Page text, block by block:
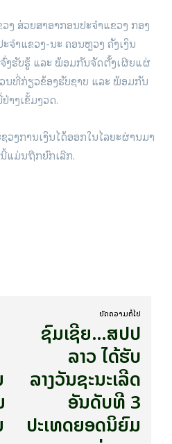
ງ ສ່ວຍສາອາກອນປະຈໍາແຂວງ ກອງ
ຈໍາແຂວງ-ນະ ຄອນຫຼວງ ຄັງເງິນ
ງຮັບຮູ້ ແລະ ພ້ອມກັນຈັດຕັ້ງເຜີຍແຜ່
ທີ່ກ່ຽວຂ້ອງຮັບຊາບ ແລະ ພ້ອມກັນ
າງເຂັ້ມງວດ.
ວງການເງິນໄດ້ອອກໃນໄລຍະຜ່ານມາ
ແມ່ນຖືກຍົກເລີກ.
ບົດ​ຄວາມ​ຕໍ່​ໄປ
ຊົມເຊີຍ…ສປປ
ລາວ ໄດ້ຮັບ
ລາງວັນຊະນະເລີດ
ອັນດັບທີ 3
ປະເທດຍອດນິຍົມ